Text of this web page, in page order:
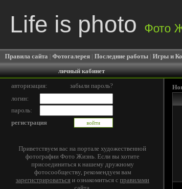
Life is photo Фото
Правила сайта | Фотогалерея | Последние работы | Игры и
личный кабинет
авторизация:
забыли пароль?
логин:
пароль:
регистрация
Приветствуем вас на портале художественной
фотографии Фото Жизнь. Если вы хотите
присоединиться к нашему дружному
фотосообществу, рекомендуем вам
зарегистрироваться и ознакомиться справилами